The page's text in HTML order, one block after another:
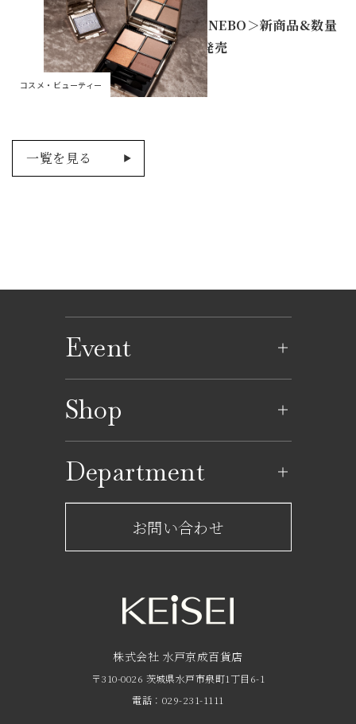
コスメ・ビューティー
＜KANEBO＞新商品&数量
限定発売
一覧を見る
Event
イベントカレンダー
Shop
レストラン一覧
ショップからのお知らせ
フロアガイド
Department
サービスのご案内
京成友の会
京成ポイントカードについて
お問い合わせ
株式会社 水戸京成百貨店
〒310-0026 茨城県水戸市泉町1丁目6-1
電話：029-231-1111